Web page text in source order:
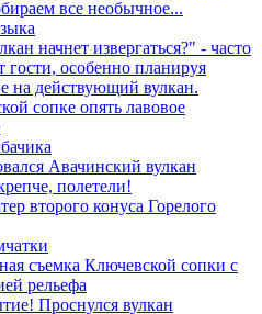
все необычное...
начнет извергаться?" - часто
гости, особенно планируя
на действующий вулкан.
сопке опять лавовое
Авачинский вулкан
полетели!
второго конуса Горелого
съемка Ключевской сопки с
рельефа
Проснулся вулкан